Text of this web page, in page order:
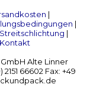
|
|
|
Kontakt
Alte Linner
66602 Fax: +49